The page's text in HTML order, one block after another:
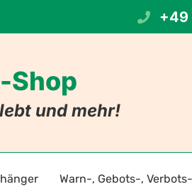
+49
Shop
und mehr!
Warn-, Gebots-,